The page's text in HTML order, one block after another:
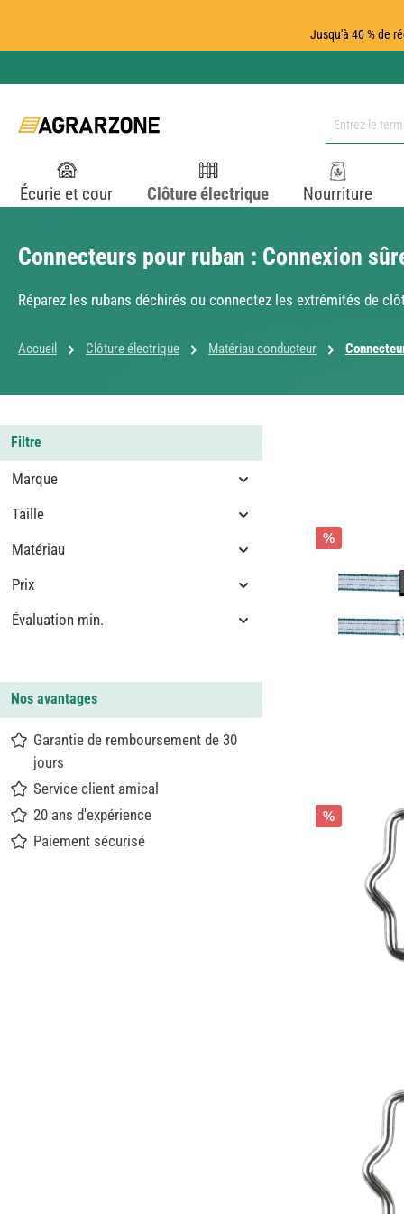
Jusqu'à 40 % de
Écurie et cour Clôture électrique Nourriture
Connecteurs pour ruban : Connexion
Réparez les rubans déchirés ou connectez les extrémités de
Accueil Clôture électrique Matériau conducteur
Filtre
Marque
Taille
Matériau
Prix
Évaluation min.
Nos avantages
Garantie de remboursement de 30
jours
Service client amical
20 ans d'expérience
Paiement sécurisé
%
%